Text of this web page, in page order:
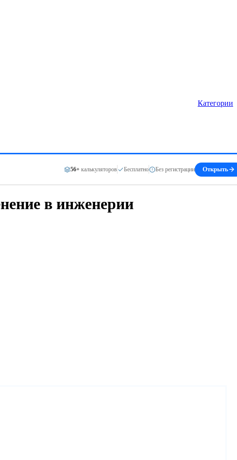
Категории
56+ калькуляторов Бесплатно Без регистрации Открыть
в инженерии